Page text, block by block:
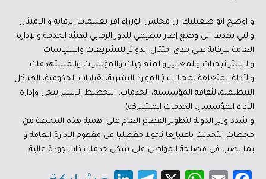
و اوضح ابو صعيليك ان مجلس الوزراء اقر تعليمات الرقابة و الامتثال
والتي تهدف الى وضع إطار تنظيمي للدور الرقابي لهيئة الخدمة والإدارة
العامة للرقابة على مدى امتثال الدوائر للتشريعات والسياسات
والاستراتيجيات والمعايير والمنهجيات والمؤشرات والمستهدفات
والأدلة المتعلقة بمجالات ( الموارد البشرية،القيادات الحكومية، الهياكل
التنظيمية،الثقافة المؤسسية، الخدمات، التخطيط الاستراتيجي وإدارة
الأداء المؤسسي، الخدمات المشتركة)
و شدد وزير الدولة لتطوير القطاع العام على اهمية هذه المحطة من
محطات التحديث باعتبارها تحولا مفصليا في مفهوم الادارة العامة و
يما يصب في مصلحة المواطن على شكل خدمات ذات جودة عالية.